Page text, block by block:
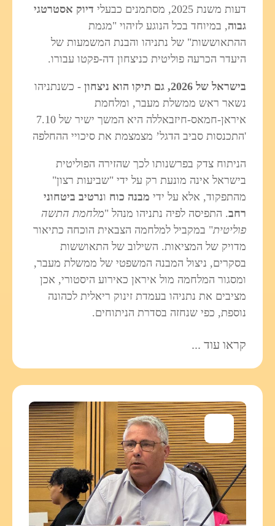
דעות משנת 2025, מסתמנים כבעלי
דיוק אסטרטגי
גבוה, במיוחד בכל הנוגע לזיהוי "מגמת
ההתאוששות" של נתניהו והבנת המשמעות של
היעדר הכרעה פוליטית כניצחון דה-פקטו עבורו.
בישראל של 2026, גם תיקו הוא ניצחון
- כשנתניהו
נשאר ראש ממשלת מעבר, ומלחמת
איראן-חמאס-חיזבאללה היא המשך ישיר של 7.10
'התכנסות סביב הדגל’ מצמצמת את סיכויי ההחלפה
הניתוח צדק בפרשנותו לכך שהזירה הפוליטית
בישראל אינה מונעת רק על ידי "שביעות רצון"
מהתפקוד, אלא על ידי מבנה כוח ונרטיב ביטחוני
רחב. התפיסה לפיה נתניהו מנהל "מלחמת התשה
פוליטית" במקביל למלחמה הצבאית הוכחה כתיאור
מדויק של המציאות. השילוב של התאוששות
בסקרים, ניצול המבנה המשפטי של ממשלת מעבר,
ומסגור המלחמה מול איראן כאירוע היסטורי, אכן
מציבים את נתניהו בעמדת זינוק ריאלית לכהונה
נוספת, כפי שנחזה בסדרת הניתוחים.
קראו עוד ...